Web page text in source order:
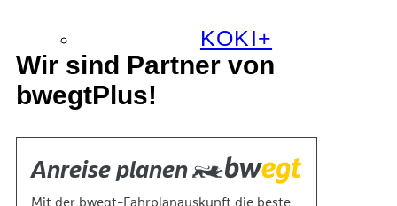
KOKI+
Wir sind Partner von
bwegtPlus!